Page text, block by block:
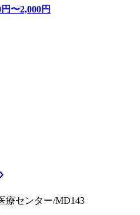
円〜2,000円
療センター/MD143